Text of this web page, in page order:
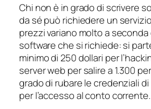
Chi non è in grado di scrivere
da sé può richiedere un
prezzi variano molto a
software che si richiede: si
minimo di 250 dollari per
server web per salire a 1.300
grado di rubare le credenziali
per l’accesso al conto corrente.